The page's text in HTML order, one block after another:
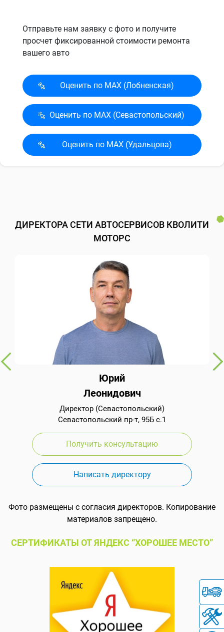
Отправьте нам заявку с фото и получите
просчет фиксированной стоимости ремонта
вашего авто
Оценить по MAX (Лобненская)
Оценить по MAX (Севасто­польский)
Оценить по MAX (Удальцова)
ДИРЕКТОРА СЕТИ АВТОСЕРВИСОВ КВОЛИТИ
МОТОРС
Юрий
Леонидович
Директор (Севастопольский)
Севастопольский пр-т, 95Б с.1
Получить консультацию
Написать директору
Фото размещены с согласия директоров. Копирование
материалов запрещено.
СЕРТИФИКАТЫ ОТ ЯНДЕКС “ХОРОШЕЕ МЕСТО”